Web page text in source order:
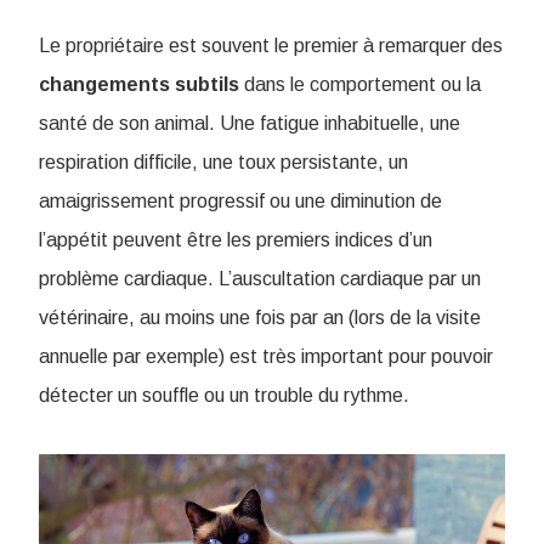
Le propriétaire est souvent le premier à remarquer des
changements subtils dans le comportement ou la
santé de son animal. Une fatigue inhabituelle, une
respiration difficile, une toux persistante, un
amaigrissement progressif ou une diminution de
l’appétit peuvent être les premiers indices d’un
problème cardiaque. L’auscultation cardiaque par un
vétérinaire, au moins une fois par an (lors de la visite
annuelle par exemple) est très important pour pouvoir
détecter un souffle ou un trouble du rythme.